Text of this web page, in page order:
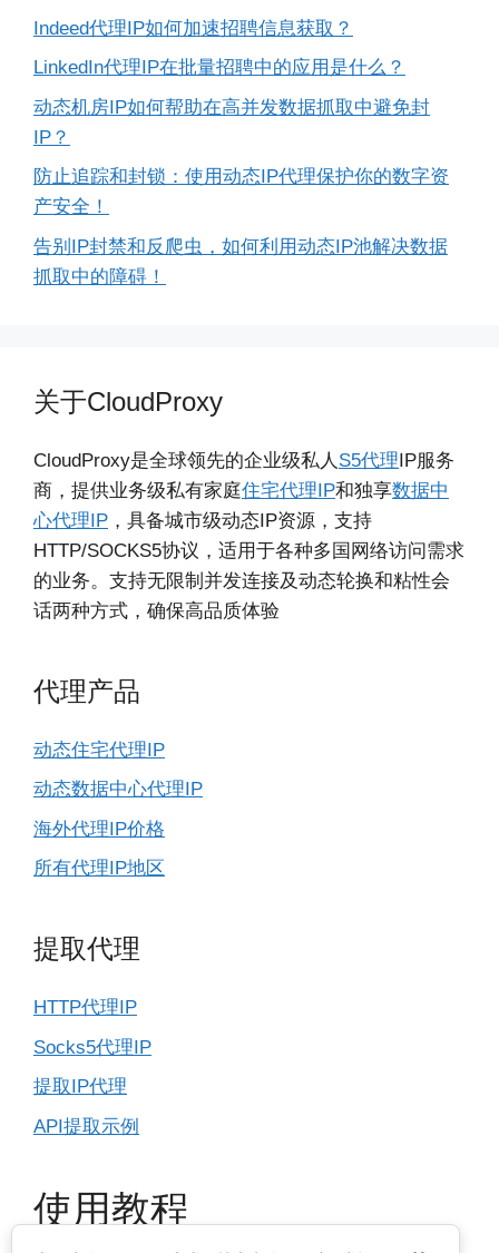
Indeed代理IP如何加速招聘信息获取？
LinkedIn代理IP在批量招聘中的应用是什么？
动态机房IP如何帮助在高并发数据抓取中避免封
IP？
防止追踪和封锁：使用动态IP代理保护你的数字资
产安全！
告别IP封禁和反爬虫，如何利用动态IP池解决数据
抓取中的障碍！
关于CloudProxy
CloudProxy是全球领先的企业级私人 S5代理IP服务
商，提供业务级私有家庭住宅代理IP和独享数据中
心代理IP ，具备城市级动态IP资源，支持
HTTP/SOCKS5协议，适用于各种多国网络访问需求
的业务。支持无限制并发连接及动态轮换和粘性会
话两种方式，确保高品质体验
代理产品
动态住宅代理IP
动态数据中心代理IP
海外代理IP价格
所有代理IP地区
提取代理
HTTP代理IP
Socks5代理IP
提取IP代理
API提取示例
使用教程